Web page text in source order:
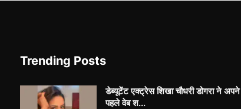
Trending Posts
डेब्यूटेंट एक्ट्रेस शिखा चौधरी डोगरा ने अपने
पहले वेब श...